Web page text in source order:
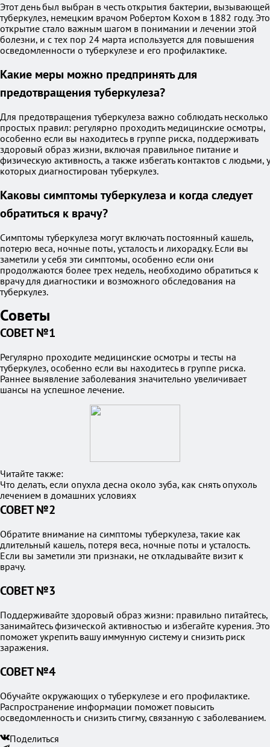
Этот день был выбран в честь открытия бактерии, вызывающей
туберкулез, немецким врачом Робертом Кохом в 1882 году. Это
открытие стало важным шагом в понимании и лечении этой
болезни, и с тех пор 24 марта используется для повышения
осведомленности о туберкулезе и его профилактике.
Какие меры можно предпринять для
предотвращения туберкулеза?
Для предотвращения туберкулеза важно соблюдать несколько
простых правил: регулярно проходить медицинские осмотры,
особенно если вы находитесь в группе риска, поддерживать
здоровый образ жизни, включая правильное питание и
физическую активность, а также избегать контактов с людьми, у
которых диагностирован туберкулез.
Каковы симптомы туберкулеза и когда следует
обратиться к врачу?
Симптомы туберкулеза могут включать постоянный кашель,
потерю веса, ночные поты, усталость и лихорадку. Если вы
заметили у себя эти симптомы, особенно если они
продолжаются более трех недель, необходимо обратиться к
врачу для диагностики и возможного обследования на
туберкулез.
Советы
СОВЕТ №1
Регулярно проходите медицинские осмотры и тесты на
туберкулез, особенно если вы находитесь в группе риска.
Раннее выявление заболевания значительно увеличивает
шансы на успешное лечение.
Читайте также:
Что делать, если опухла десна около зуба, как снять опухоль
лечением в домашних условиях
СОВЕТ №2
Обратите внимание на симптомы туберкулеза, такие как
длительный кашель, потеря веса, ночные поты и усталость.
Если вы заметили эти признаки, не откладывайте визит к
врачу.
СОВЕТ №3
Поддерживайте здоровый образ жизни: правильно питайтесь,
занимайтесь физической активностью и избегайте курения. Это
поможет укрепить вашу иммунную систему и снизить риск
заражения.
СОВЕТ №4
Обучайте окружающих о туберкулезе и его профилактике.
Распространение информации поможет повысить
осведомленность и снизить стигму, связанную с заболеванием.
Поделиться